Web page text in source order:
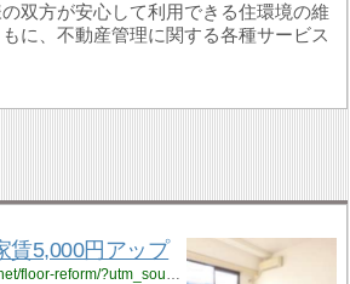
双方が安心して利用できる住環境の維
に、不動産管理に関する各種サービス
賃5,000円アップ